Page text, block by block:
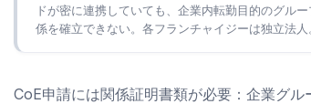
ドが密に連携していても、企業内転勤目的のグルー
係を確立できない。各フランチャイジーは独立法人
CoE申請には関係証明書類が必要：企業グ